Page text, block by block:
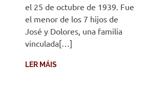
el 25 de octubre de 1939. Fue
el menor de los 7 hijos de
José y Dolores, una familia
vinculada[…]
LER MÁIS